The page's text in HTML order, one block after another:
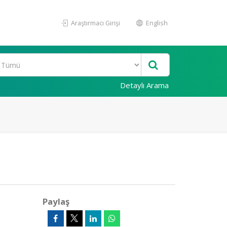
Araştırmacı Girişi English
Detaylı Arama
Paylaş